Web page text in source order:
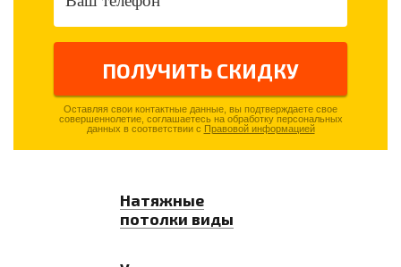
ПОЛУЧИТЬ СКИДКУ
Оставляя свои контактные данные, вы подтверждаете свое
совершеннолетие, соглашаетесь на обработку персональных
данных в соответствии с Правовой информацией
Натяжные
потолки виды